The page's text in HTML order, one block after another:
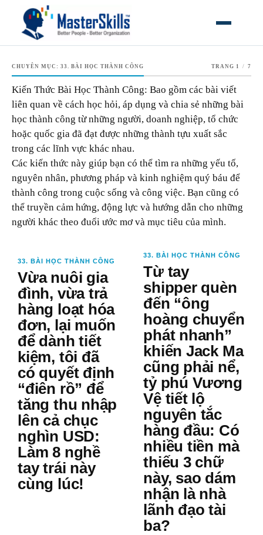
MỞ MENU
CHUYÊN MỤC: 33. BÀI HỌC THÀNH CÔNG TRANG 1 / 7
Kiến Thức Bài Học Thành Công: Bao gồm các bài viết
liên quan về cách học hỏi, áp dụng và chia sẻ những bài
học thành công từ những người, doanh nghiệp, tổ chức
hoặc quốc gia đã đạt được những thành tựu xuất sắc
trong các lĩnh vực khác nhau.
Các kiến thức này giúp bạn có thể tìm ra những yếu tố,
nguyên nhân, phương pháp và kinh nghiệm quý báu để
thành công trong cuộc sống và công việc. Bạn cũng có
thể truyền cảm hứng, động lực và hướng dẫn cho những
người khác theo đuổi ước mơ và mục tiêu của mình.
33. BÀI HỌC THÀNH CÔNG
Vừa nuôi gia
đình, vừa trả
hàng loạt hóa
đơn, lại muốn
để dành tiết
kiệm, tôi đã
có quyết định
“điên rồ” để
tăng thu nhập
lên cả chục
nghìn USD:
Làm 8 nghề
tay trái này
cùng lúc!
33. BÀI HỌC THÀNH CÔNG
Từ tay
shipper quèn
đến “ông
hoàng chuyển
phát nhanh”
khiến Jack Ma
cũng phải nể,
tỷ phú Vương
Vệ tiết lộ
nguyên tắc
hàng đầu: Có
nhiều tiền mà
thiếu 3 chữ
này, sao dám
nhận là nhà
lãnh đạo tài
ba?